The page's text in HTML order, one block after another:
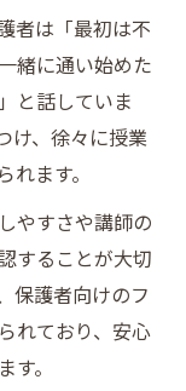
者は「最初は不
緒に通い始めた
と話していま
け、徐々に授業
ます。
やすさや講師の
することが大切
保護者向けのフ
れており、安心
。